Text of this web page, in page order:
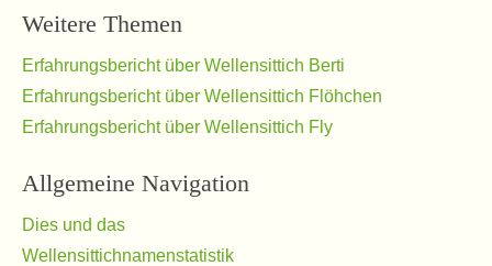
Weitere Themen
Erfahrungsbericht über Wellensittich Berti
Erfahrungsbericht über Wellensittich Flöhchen
Erfahrungsbericht über Wellensittich Fly
Allgemeine Navigation
Dies und das
Wellensittichnamenstatistik